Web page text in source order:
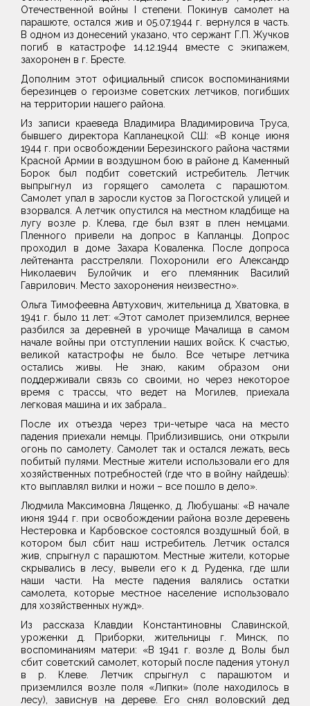
Отечественной войны I степени. Покинув самолет на
парашюте, остался жив и 05.07.1944 г. вернулся в часть.
В одном из донесений указано, что сержант Г.П. Жучков
погиб в катастрофе 14.12.1944 вместе с экипажем,
захоронен в г. Бресте.
Дополним этот официальный список воспоминаниями
березинцев о героизме советских летчиков, погибших
на территории нашего района.
Из записи краеведа Владимира Владимировича Труса,
бывшего директора Капланецкой СШ: «В конце июня
1944 г. при освобождении Березинского района частями
Красной Армии в воздушном бою в районе д. Каменный
Борок был подбит советский истребитель. Летчик
выпрыгнул из горящего самолета с парашютом.
Самолет упал в заросли кустов за Погостской улицей и
взорвался. А летчик опустился на местном кладбище на
лугу возле р. Клева, где был взят в плен немцами.
Пленного привели на допрос в Капланцы. Допрос
проходил в доме Захара Коваленка. После допроса
лейтенанта расстреляли. Похоронили его Александр
Николаевич Булойчик и его племянник Василий
Гаврилович. Место захоронения неизвестно».
Ольга Тимофеевна Автухович, жительница д. Хватовка, в
1941 г. было 11 лет: «Этот самолет приземлился, вернее
разбился за деревней в урочище Мачалища в самом
начале войны при отступлении наших войск. К счастью,
великой катастрофы не было. Все четыре летчика
остались живы. Не знаю, каким образом они
поддерживали связь со своими, но через некоторое
время с трассы, что ведет на Могилев, приехала
легковая машина и их забрала…
После их отъезда через три-четыре часа на место
падения приехали немцы. Приблизившись, они открыли
огонь по самолету. Самолет так и остался лежать, весь
побитый пулями. Местные жители использовали его для
хозяйственных потребностей (где что в войну найдешь):
кто выплавлял вилки и ножи – все пошло в дело».
Людмила Максимовна Лященко, д. Любушаны: «В начале
июня 1944 г. при освобождении района возле деревень
Нестеровка и Карбовское состоялся воздушный бой, в
котором был сбит наш истребитель. Летчик остался
жив, спрыгнул с парашютом. Местные жители, которые
скрывались в лесу, вывели его к д. Руденка, где шли
наши части. На месте падения валялись остатки
самолета, которые местное население использовало
для хозяйственных нужд».
Из рассказа Клавдии Константиновны Славинской,
уроженки д. Приборки, жительницы г. Минск, по
воспоминаниям матери: «В 1941 г. возле д. Волы был
сбит советский самолет, который после падения утонул
в р. Клеве. Летчик спрыгнул с парашютом и
приземлился возле поля «Липки» (поле находилось в
лесу), зависнув на дереве. Его снял воловский дед